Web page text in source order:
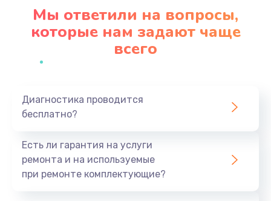
Заказать
Замена USB порта
Ремонт встроенного дальномера и других
550 руб.
Заказать
Мы ответили на вопросы,
которые нам задают чаще
всего
Диагностика проводится
бесплатно?
Есть ли гарантия на услуги
ремонта и на используемые
при ремонте комплектующие?